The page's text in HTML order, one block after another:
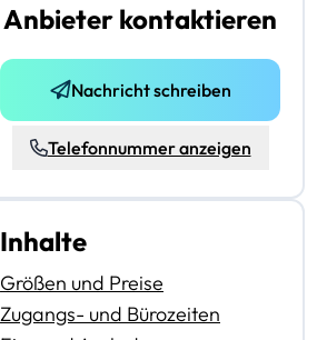
Anbieter kontaktieren
Nachricht schreiben
Telefonnummer anzeigen
Inhalte
Größen und Preise
Zugangs- und Bürozeiten